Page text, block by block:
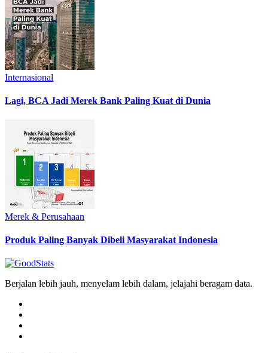
Internasional
Lagi, BCA Jadi Merek Bank Paling Kuat di Dunia
Merek & Perusahaan
Produk Paling Banyak Dibeli Masyarakat Indonesia
Berjalan lebih jauh, menyelam lebih dalam, jelajahi beragam data.